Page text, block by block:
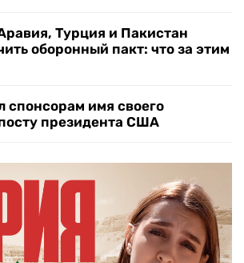
Турция и Пакистан
оборонный пакт: что за этим
спонсорам имя своего
президента США